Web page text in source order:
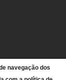
navegação dos